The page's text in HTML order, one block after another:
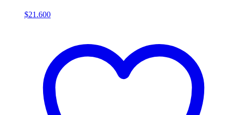
$21.600